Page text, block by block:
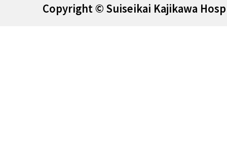
Copyright © Suiseikai Kajikawa